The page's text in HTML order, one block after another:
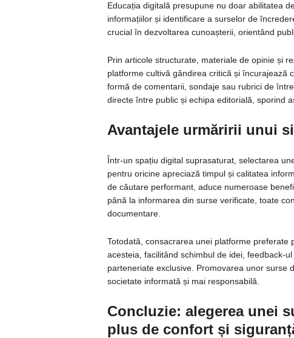
Educația digitală presupune nu doar abilitatea
informațiilor și identificare a surselor de
crucial în dezvoltarea cunoașterii, orientând
Prin articole structurate, materiale de opinie și
platforme cultivă gândirea critică și încurajează
formă de comentarii, sondaje sau rubrici de
directe între public și echipa editorială, sporind
Avantajele urmăririi unui
Într-un spațiu digital suprasaturat, selectarea
pentru oricine apreciază timpul și calitatea
de căutare performant, aduce numeroase
până la informarea din surse verificate, toate
documentare.
Totodată, consacrarea unei platforme
acesteia, facilitând schimbul de idei, feedback-
parteneriate exclusive. Promovarea unor surse
societate informată și mai responsabilă.
Concluzie: alegerea unei
plus de confort și